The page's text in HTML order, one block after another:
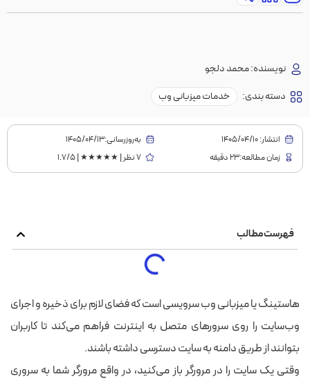
نویسنده:محمد دلجو
دسته بندی:
خدمات میزبانی وب
انتشار:1405/04/10
به‌روز‌رسانی:۱۴۰۵/۰۴/۱۳
زمان مطالعه:23 دقیقه
7 نظر | ★★★★★ | 1.7/5
فهرست مطالب
هاستینگ یا میزبانی وب سرویسی است که فضای لازم برای ذخیره و اجرای
وب‌سایت را روی سرورهای متصل به اینترنت فراهم می‌کند تا کاربران
بتوانند از طریق دامنه به سایت دسترسی داشته باشند.
وقتی یک سایت را در مرورگر باز می‌کنید، در واقع مرورگر شما به سروری